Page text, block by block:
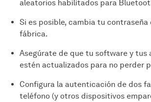
aleatorios habilitados para
Si es posible, cambia tu
fábrica.
Asegúrate de que tu software y tus
estén actualizados para no perder
Configura la autenticación de dos
teléfono (y otros dispositivos